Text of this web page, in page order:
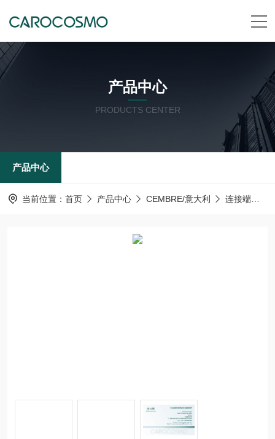
产品中心
PRODUCTS CENTER
产品中心
当前位置： 首页 产品中心 CEMBRE/意大利 连接端子